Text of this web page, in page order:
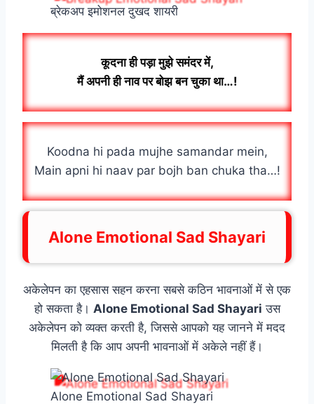
ब्रेकअप इमोशनल दुखद शायरी
कूदना ही पड़ा मुझे समंदर में,
मैं अपनी ही नाव पर बोझ बन चुका था…!
Koodna hi pada mujhe samandar mein,
Main apni hi naav par bojh ban chuka tha…!
Alone Emotional Sad Shayari
अकेलेपन का एहसास सहन करना सबसे कठिन भावनाओं में से एक
हो सकता है। Alone Emotional Sad Shayari उस
अकेलेपन को व्यक्त करती है, जिससे आपको यह जानने में मदद
मिलती है कि आप अपनी भावनाओं में अकेले नहीं हैं।
Alone Emotional Sad Shayari